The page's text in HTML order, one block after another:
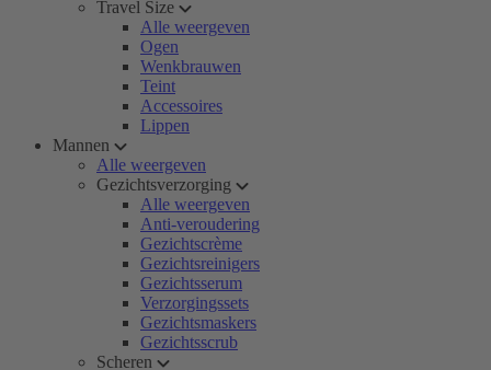
Travel Size
Alle weergeven
Ogen
Wenkbrauwen
Teint
Accessoires
Lippen
Mannen
Alle weergeven
Gezichtsverzorging
Alle weergeven
Anti-veroudering
Gezichtscrème
Gezichtsreinigers
Gezichtsserum
Verzorgingssets
Gezichtsmaskers
Gezichtsscrub
Scheren